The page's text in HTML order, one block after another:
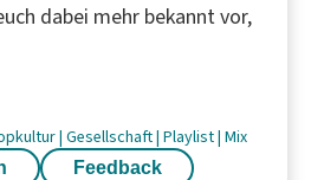
dabei mehr bekannt vor,
| Gesellschaft| Playlist| Mix
Feedback